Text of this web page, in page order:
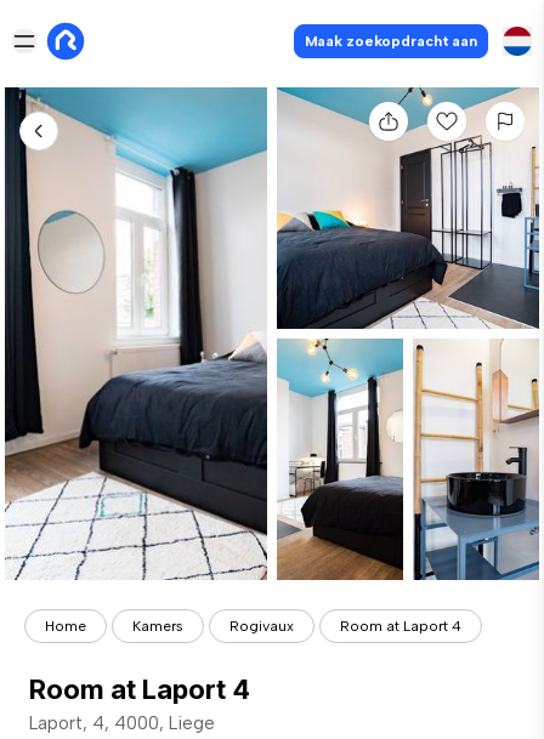
Maak zoekopdracht aan
Home Kamers Rogivaux Room at Laport 4
Room at Laport 4
Laport, 4, 4000, Liege